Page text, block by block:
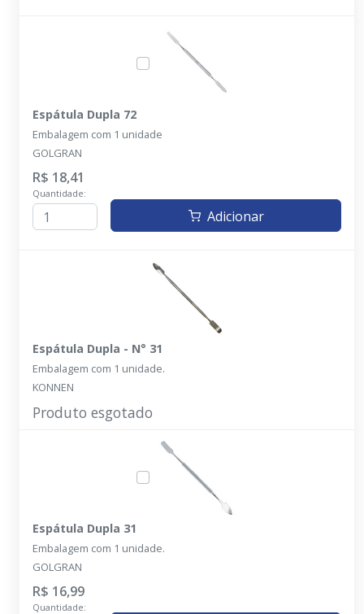
Espátula Dupla 72
Embalagem com 1 unidade
GOLGRAN
R$ 18,41
Quantidade:
Adicionar
Espátula Dupla - N° 31
Embalagem com 1 unidade.
KONNEN
Produto esgotado
Espátula Dupla 31
Embalagem com 1 unidade.
GOLGRAN
R$ 16,99
Quantidade: